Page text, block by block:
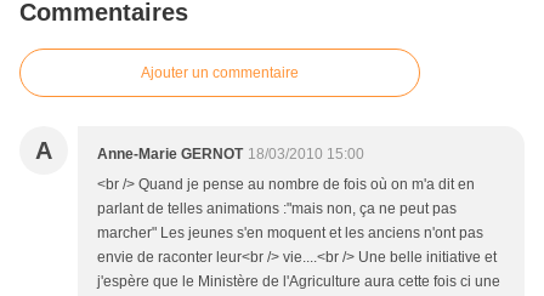
Commentaires
Ajouter un commentaire
A Anne-Marie GERNOT 18/03/2010 15:00
<br /> Quand je pense au nombre de fois où on m'a dit en
parlant de telles animations :"mais non, ça ne peut pas
marcher" Les jeunes s'en moquent et les anciens n'ont pas
envie de raconter leur<br /> vie....<br /> Une belle initiative et
j'espère que le Ministère de l'Agriculture aura cette fois ci une